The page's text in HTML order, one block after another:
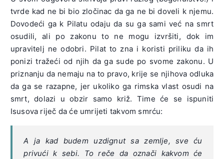
tvrde kad ne bi bio zločinac da ga ne bi doveli k njemu.
Dovodeći ga k Pilatu odaju da su ga sami već na smrt
osudili, ali po zakonu to ne mogu izvršiti, dok im
upravitelj ne odobri. Pilat to zna i koristi priliku da ih
ponizi tražeći od njih da ga sude po svome zakonu. U
priznanju da nemaju na to pravo, krije se njihova odluka
da ga se razapne, jer ukoliko ga rimska vlast osudi na
smrt, dolazi u obzir samo križ. Time će se ispuniti
Isusova riječ da će umrijeti takvom smrću:
A ja kad budem uzdignut sa zemlje, sve ću
privući k sebi. To reče da označi kakvom će